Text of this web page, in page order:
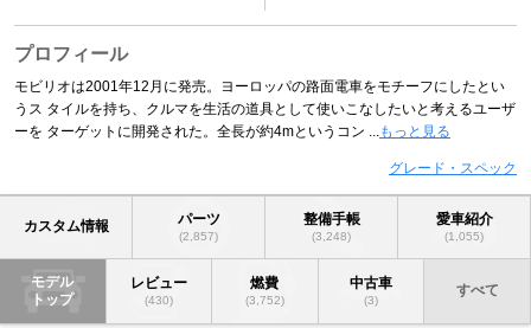
プロフィール
モビリオは2001年12月に発売。ヨーロッパの路面電車をモチーフにしたとい
うス タイルを持ち、クルマを生活の道具として使いこなしたいと考えるユーザ
ーを ターゲットに開発された。全長が約4mというコン ...
もっと見る
グレード・スペック
カスタム情報 パーツ
(2,857)
整備手帳
(3,248)
愛車紹介
(1,055)
モデル
トップ
レビュー
(430)
燃費
(3,752)
中古車
(3)
すべて